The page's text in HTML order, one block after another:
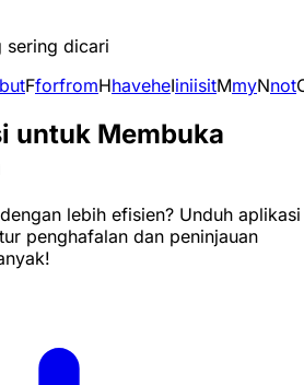
sering dicari
butFforfromHhaveheIiniisitMmyNnot
untuk Membuka
lebih efisien? Unduh aplikasi
penghafalan dan peninjauan